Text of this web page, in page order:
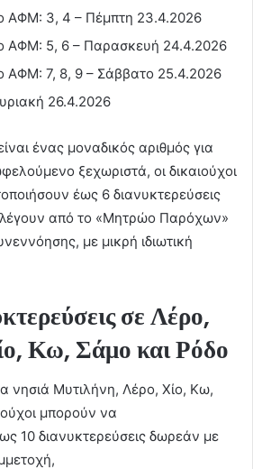
ΑΦΜ: 3, 4 – Πέμπτη 23.4.2026
ΑΦΜ: 5, 6 – Παρασκευή 24.4.2026
ΑΦΜ: 7, 8, 9 – Σάββατο 25.4.2026
26.4.2026
ένας μοναδικός αριθμός για
ξεχωριστά, οι δικαιούχοι
έως 6 διανυκτερεύσεις
από το «Μητρώο Παρόχων»
με μικρή ιδιωτική
σε Λέρο,
Κω, Σάμο και Ρόδο
νησιά Μυτιλήνη, Λέρο, Χίο, Κω,
μπορούν να
10 διανυκτερεύσεις δωρεάν με